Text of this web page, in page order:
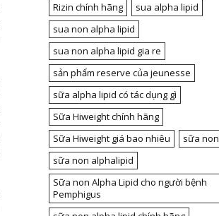
Rizin chính hãng
sua alpha lipid
sua non alpha lipid
sua non alpha lipid gia re
sản phẩm reserve của jeunesse
sữa alpha lipid có tác dụng gì
Sữa Hiweight chính hãng
Sữa Hiweight giá bao nhiêu
sữa non
sữa non alphalipid
Sữa non Alpha Lipid cho người bệnh
Pemphigus